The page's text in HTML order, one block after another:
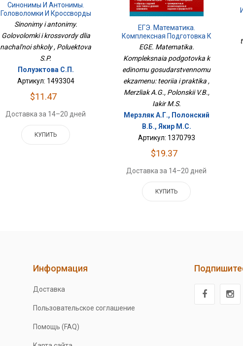
Синонимы И Антонимы.
Головоломки И Кроссворды
Для Начальной Школы
Sinonimy i antonimy.
Golovolomki i krossvordy dlia
nachal'noi shkoly , Poluektova
S.P.
Полуэктова С.П.
Артикул: 1493304
$11.47
Доставка за 14–20 дней
КУПИТЬ
ЕГЭ. Математика.
Комплексная Подготовка К
Единому Государственному
Практика
EGE. Matematika.
Kompleksnaia podgotovka k
edinomu gosudarstvennomu
ekzamenu: teoriia i praktika ,
Merzliak A.G., Polonskii V.B.,
Iakir M.S.
Мерзляк А.Г., Полонский
В.Б., Якир М.С.
Артикул: 1370793
$19.37
Доставка за 14–20 дней
КУПИТЬ
Информация
Доставка
Пользовательское соглашение
Помощь (FAQ)